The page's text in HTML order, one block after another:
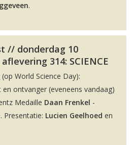
.
// donderdag 10
314: SCIENCE
World Science Day):
ontvanger (eveneens vandaag)
Medaille Daan Frenkel -
Presentatie: Lucien Geelhoed en